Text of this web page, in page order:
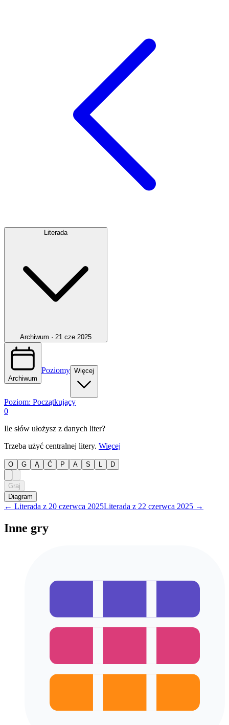
Literada
Archiwum · 21 cze 2025
Archiwum
Poziomy Więcej
Poziom: Początkujący
0
Ile słów ułożysz z danych liter?
Trzeba użyć centralnej litery. Więcej
O G Ą Ć P A S L D
Graj
Diagram
← Literada z 20 czerwca 2025Literada z 22 czerwca 2025 →
Inne gry